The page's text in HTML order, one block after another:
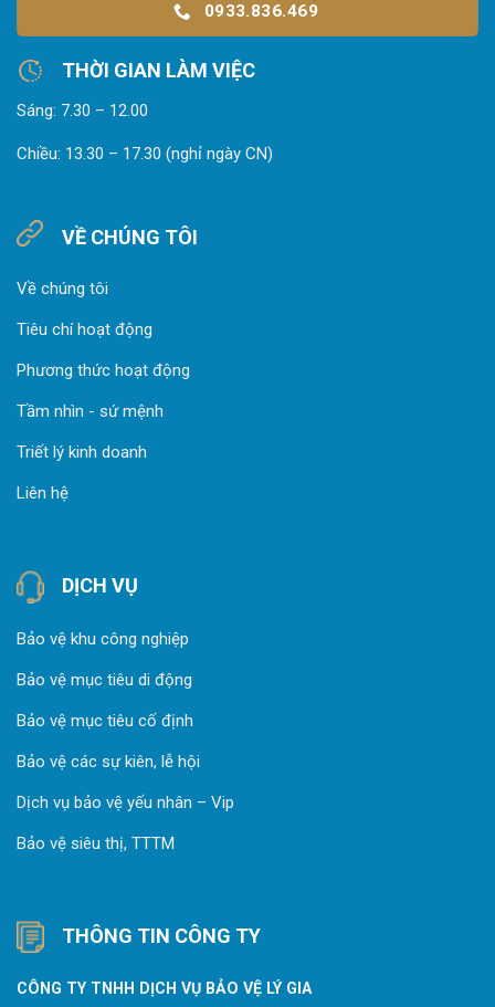
0933.836.469
THỜI GIAN LÀM VIỆC
Sáng: 7.30 – 12.00
Chiều: 13.30 – 17.30 (nghỉ ngày CN)
VỀ CHÚNG TÔI
Về chúng tôi
Tiêu chí hoạt động
Phương thức hoạt động
Tầm nhìn - sứ mệnh
Triết lý kinh doanh
Liên hệ
DỊCH VỤ
Bảo vệ khu công nghiệp
Bảo vệ mục tiêu di động
Bảo vệ mục tiêu cố định
Bảo vệ các sự kiên, lễ hội
Dịch vụ bảo vệ yếu nhân – Vip
Bảo vệ siêu thị, TTTM
THÔNG TIN CÔNG TY
CÔNG TY TNHH DỊCH VỤ BẢO VỆ LÝ GIA